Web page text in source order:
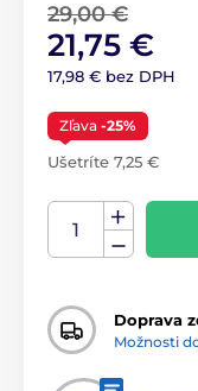
29,00 €
21,75 €
17,98 € bez DPH
Zľava -25%
Ušetríte 7,25 €
Doprava
Možnosti